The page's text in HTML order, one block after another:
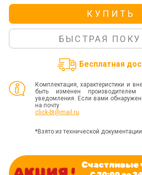
КУПИТЬ
БЫСТРАЯ
Бесплатная
Комплектация, характеристики и
быть изменен производителем
уведомления. Если вами
на почту
click-bt@mail.ru
*Взято из технической документации